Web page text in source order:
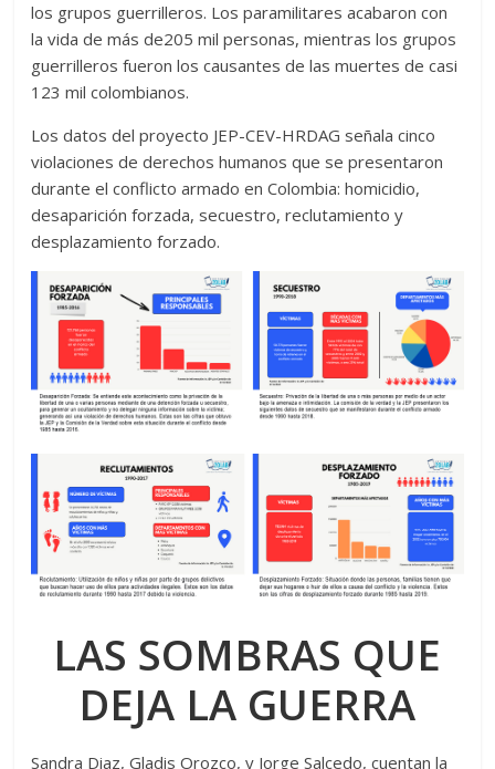
los grupos guerrilleros. Los paramilitares acabaron con
la vida de más de205 mil personas, mientras los grupos
guerrilleros fueron los causantes de las muertes de casi
123 mil colombianos.
Los datos del proyecto JEP-CEV-HRDAG señala cinco
violaciones de derechos humanos que se presentaron
durante el conflicto armado en Colombia: homicidio,
desaparición forzada, secuestro, reclutamiento y
desplazamiento forzado.
LAS SOMBRAS QUE
DEJA LA GUERRA
Sandra Diaz, Gladis Orozco, y Jorge Salcedo, cuentan la